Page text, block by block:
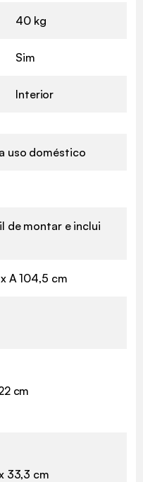
40 kg
Sim
Interior
uso doméstico
de montar e inclui
A 104,5 cm
cm
33,3 cm